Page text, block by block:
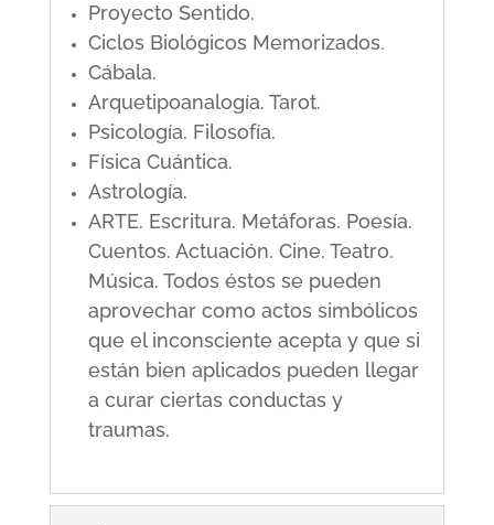
Proyecto Sentido.
Ciclos Biológicos Memorizados.
Cábala.
Arquetipoanalogía. Tarot.
Psicología. Filosofía.
Física Cuántica.
Astrología.
ARTE. Escritura. Metáforas. Poesía.
Cuentos. Actuación. Cine. Teatro.
Música. Todos éstos se pueden
aprovechar como actos simbólicos
que el inconsciente acepta y que si
están bien aplicados pueden llegar
a curar ciertas conductas y
traumas.